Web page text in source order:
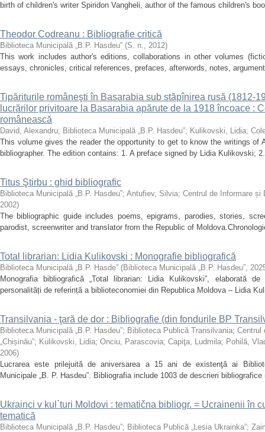
birth of children's writer Spiridon Vangheli, author of the famous children's
Theodor Codreanu : Bibliografie critică
Biblioteca Municipală „B.P. Hasdeu” (S. n., 2012)
This work includes author's editions, collaborations in other volumes
essays, chronicles, critical references, prefaces, afterwords, notes,
Tipăriturile româneşti în Basarabia sub stăpînirea rusă (1812-
lucrărilor privitoare la Basarabia apărute de la 1918 încoace :
românească
David, Alexandru; Biblioteca Municipală „B.P. Hasdeu”; Kulikovski, Lidia;
This volume gives the reader the opportunity to get to know the writings of
bibliographer. The edition contains: 1. A preface signed by Lidia Kulikovski;
Titus Ştirbu : ghid bibliografic
Biblioteca Municipală „B.P. Hasdeu”; Antufiev, Silvia; Centrul de Informare și
2002)
The bibliographic guide includes poems, epigrams, parodies, stories,
parodist, screenwriter and translator from the Republic of
Total librarian: Lidia Kulikovski : Monografie bibliografică
Biblioteca Municipală „B.P. Hasde” (Biblioteca Municipală „B.P. Hasdeu”,
Monografia bibliografică „Total librarian: Lidia Kulikovski”, elaborată
personalități de referință a biblioteconomiei din Republica Moldova – Lidia
Transilvania - ţară de dor : Bibliografie (din fondurile BP
Biblioteca Municipală „B.P. Hasdeu”; Biblioteca Publică Transilvania; Centrul
„Chișinău”; Kulikovski, Lidia; Onciu, Parascovia; Capiţa, Ludmila; Pohilă,
2006)
Lucrarea este prilejuită de aniversarea a 15 ani de existenţă ai
Municipale „B. P. Hasdeu”. Bibliografia include 1003 de descrieri
Ukrainci v kul΄turi Moldovi : tematična bibliogr. = Ucrainenii în
tematică
Biblioteca Municipală „B.P. Hasdeu”; Biblioteca Publică „Lesia Ukrainka”;